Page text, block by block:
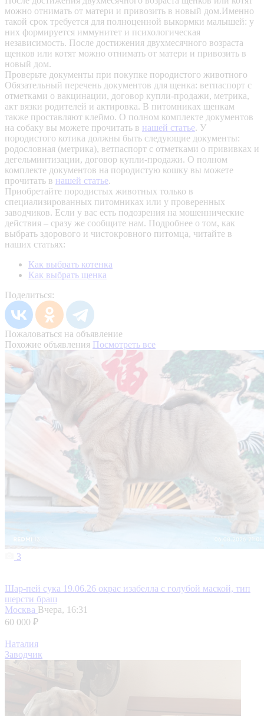
можно отнимать от матери и привозить в новый дом.Именно
такой срок требуется для полноценной выкормки малышей: у
них формируется иммунитет и психологическая
независимость. После достижения двухмесячного возраста
щенков или котят можно отнимать от матери и привозить в
новый дом.
Проверьте документы при покупке породистого животного
Обязательный перечень документов для щенка: ветпаспорт с
отметками о вакцинации, договор купли-продажи, метрика,
акт вязки родителей и актировка. В питомниках щенкам
также проставляют клеймо. О полном комплекте документов
на собаку вы можете прочитать в нашей статье. У
породистого котика должны быть следующие документы:
родословная (метрика), ветпаспорт с отметками о прививках и
дегельминтизации, договор купли-продажи. О полном
комплекте документов на породистую кошку вы можете
прочитать в нашей статье.
Приобретайте породистых животных только в
специализированных питомниках или у проверенных
заводчиков. Если у вас есть подозрения на мошеннические
действия – сразу же сообщите нам. Подробнее о том, как
выбрать здорового и чистокровного питомца, читайте в
наших статьях:
Как выбрать котенка
Как выбрать щенка
Поделиться:
Пожаловаться на объявление
Похожие объявления Посмотреть все
3
Шар-пей сука 19.06.26 окрас изабелла с голубой маской, тип
шерсти браш
Москва Вчера, 16:31
60 000 ₽
Наталия
Заводчик